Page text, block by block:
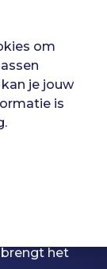
e
brengt het
om
je jouw
is
.